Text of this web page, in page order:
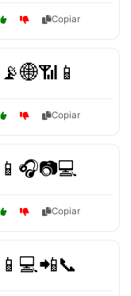
Copiar
📡🌐📶📱
Copiar
📱🎧📷💻
Copiar
📱💻📲📞